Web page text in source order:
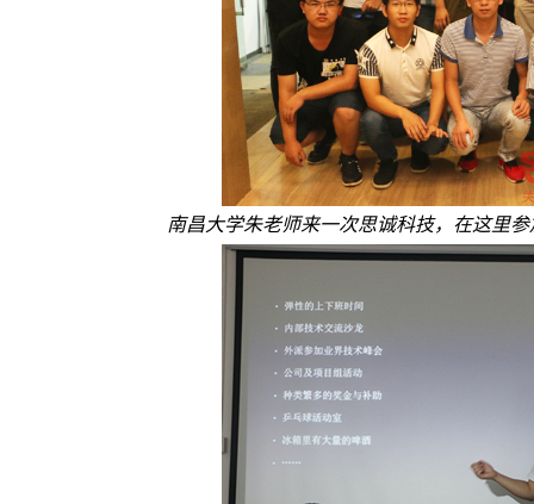
南昌大学朱老师来一次思诚科技，在这里